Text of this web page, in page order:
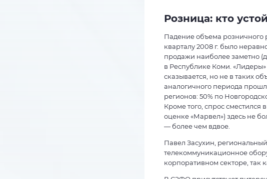
Розница: кто
Падение объема розничного
кварталу 2008 г. было
продажи наиболее заметно
в Республике Коми.
сказывается, но не в таких
аналогичного периода
регионов: 50% по
Кроме того, спрос сместился
оценке «Марвел») здесь не
— более чем вдвое.
Павел Засухин,
телекоммуникационное
корпоративном секторе, так